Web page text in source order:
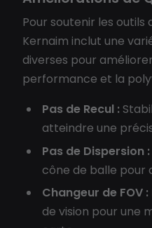
Pour soutenir les
Kernaim inclut une
diverses pour
performance et la
Pas de Recul :
atteindre une
Pas de Dispersion :
cône de balle pour
Changeur de FOV :
de vision pour une